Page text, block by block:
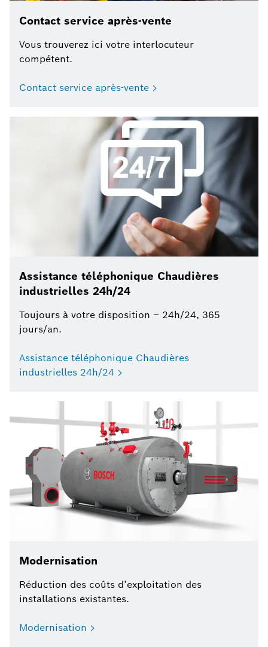
Contact service après-vente
Vous trouverez ici votre interlocuteur
compétent.
Contact service après-vente
Assistance téléphonique Chaudières
industrielles 24h/24
Toujours à votre disposition – 24h/24, 365
jours/an.
Assistance téléphonique Chaudières
industrielles 24h/24
Modernisation
Réduction des coûts d’exploitation des
installations existantes.
Modernisation